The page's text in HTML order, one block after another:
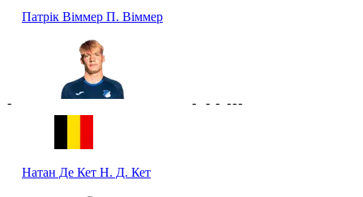
Патрік Віммер П. Віммер
-
Натан Де Кет Н. Д. Кет
- - - ---